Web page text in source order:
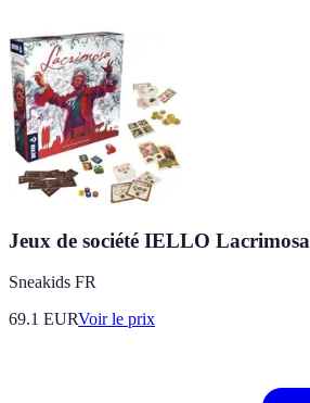
Jeux de société IELLO Lacrimosa
Sneakids FR
69.1 EURVoir le prix